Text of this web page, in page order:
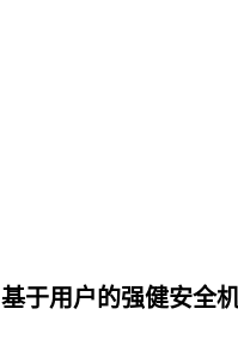
基于用户的强健安全